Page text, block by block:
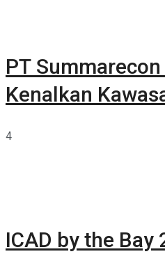
PT
Kenalkan
4
ICAD by the Bay